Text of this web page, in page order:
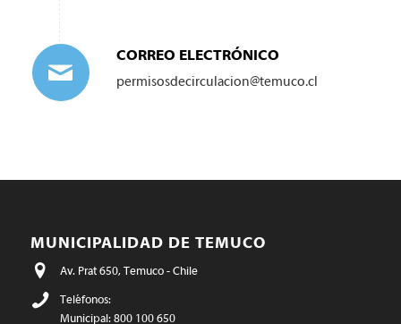
CORREO ELECTRÓNICO
permisosdecirculacion@temuco.cl
MUNICIPALIDAD DE TEMUCO
Av. Prat 650, Temuco - Chile
Teléfonos:
Municipal: 800 100 650